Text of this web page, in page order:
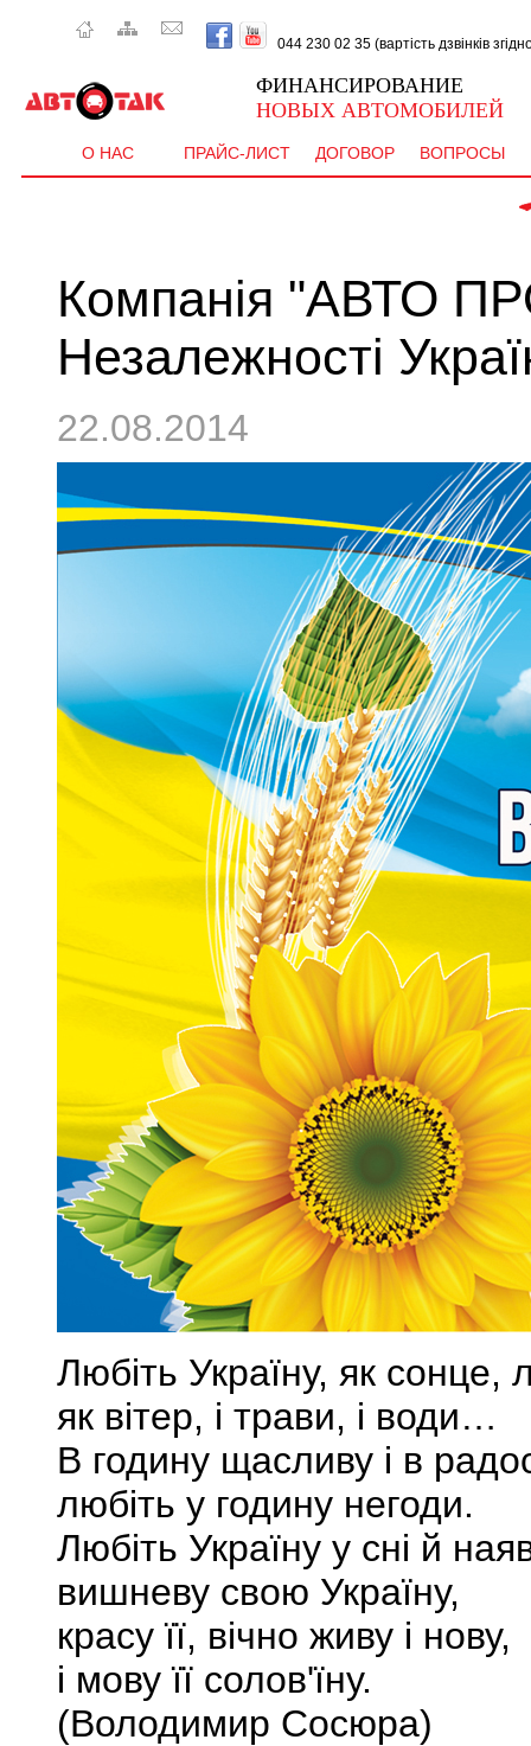
044 230 02 35 (вартість дзвінків
ФИНАНСИРОВАНИЕ
НОВЫХ АВТОМОБИЛЕЙ
О НАС ПРАЙС-ЛИСТ ДОГОВОР ВОПРОСЫ
Компанія "АВТО
Незалежності
22.08.2014
Любіть Україну, як сонце,
як вітер, і трави, і води…
В годину щасливу і в
любіть у годину негоди.
Любіть Україну у сні й
вишневу свою Україну,
красу її, вічно живу і нову,
і мову її солов'їну.
(Володимир Сосюра)